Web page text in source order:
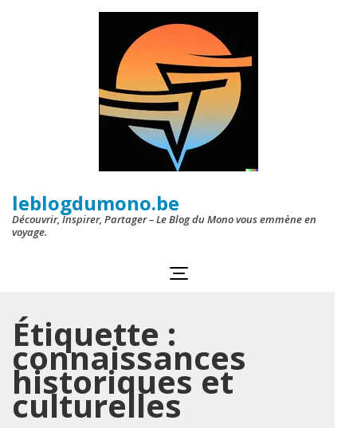
leblogdumono.be
Découvrir, Inspirer, Partager – Le Blog du Mono vous emmène en
voyage.
Étiquette :
connaissances
historiques et
culturelles